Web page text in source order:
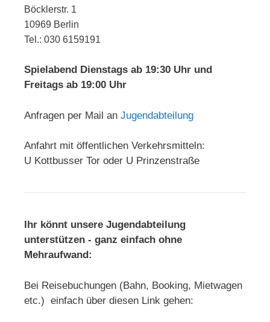
Böcklerstr. 1
10969 Berlin
Tel.: 030 6159191
Spielabend Dienstags ab 19:30 Uhr und
Freitags ab 19:00 Uhr
Anfragen per Mail an Jugendabteilung
Anfahrt mit öffentlichen Verkehrsmitteln:
U Kottbusser Tor oder U Prinzenstraße
Ihr könnt unsere Jugendabteilung
unterstützen - ganz einfach ohne
Mehraufwand:
Bei Reisebuchungen (Bahn, Booking, Mietwagen
etc.) einfach über diesen Link gehen: